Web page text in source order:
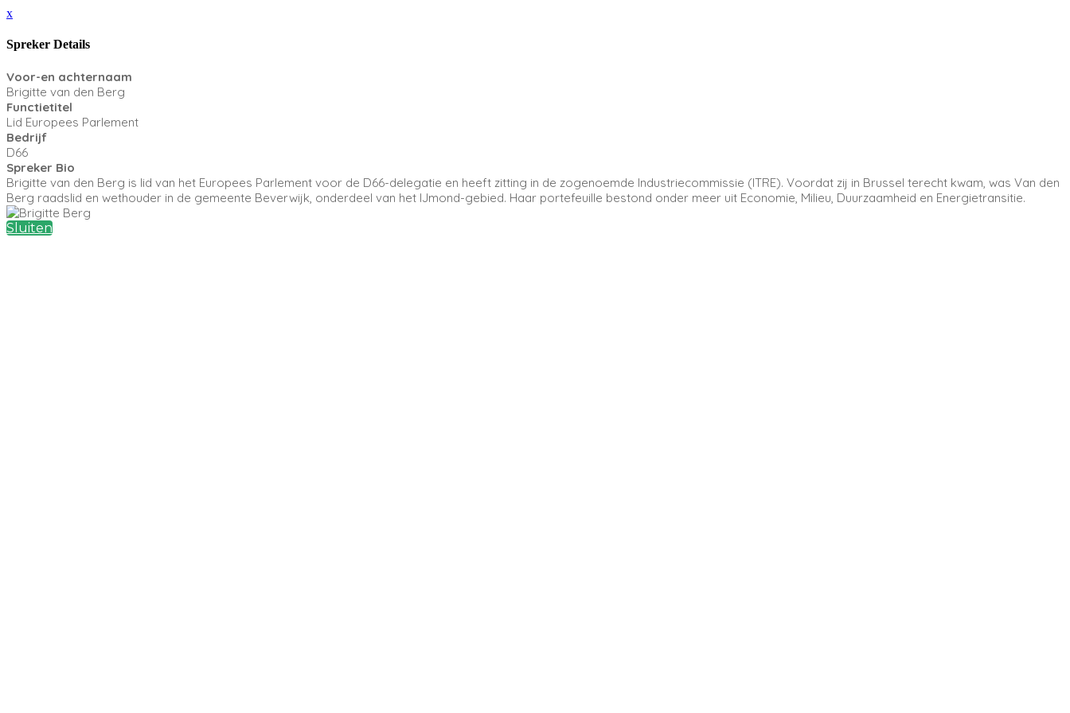
x
Spreker Details
Voor-en achternaam
Brigitte van den Berg
Functietitel
Lid Europees Parlement
Bedrijf
D66
Spreker Bio
Brigitte van den Berg is lid van het Europees Parlement voor de D66-delegatie en heeft zitting in de zogenoemde Industriecommissie (ITRE). Voordat zij in Brussel terecht kwam, was Van den
Berg raadslid en wethouder in de gemeente Beverwijk, onderdeel van het IJmond-gebied. Haar portefeuille bestond onder meer uit Economie, Milieu, Duurzaamheid en Energietransitie.
Sluiten